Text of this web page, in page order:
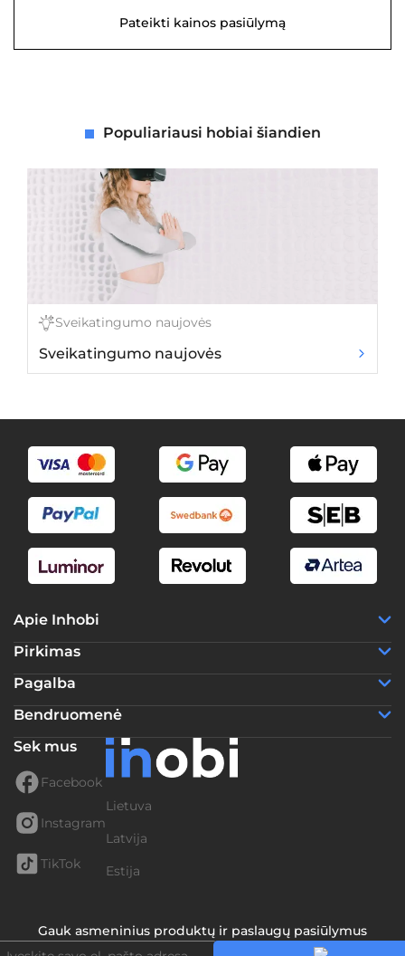
Pateikti kainos pasiūlymą
Populiariausi hobiai šiandien
Sveikatingumo naujovės
Sveikatingumo naujovės
Apie Inhobi
Pirkimas
Pagalba
Bendruomenė
Sek mus
Facebook
Instagram
TikTok
Lietuva
Latvija
Estija
Gauk asmeninius produktų ir paslaugų pasiūlymus